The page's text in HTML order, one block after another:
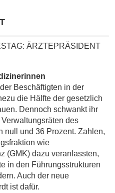
ÄRZTEPRÄSIDENT
Beschäftigten in der
die Hälfte der gesetzlich
Dennoch schwankt ihr
des
null und 36 Prozent. Zahlen,
wie
(GMK) dazu veranlassten,
in den Führungsstrukturen
Auch der neue
ist dafür.